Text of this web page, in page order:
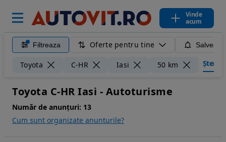
Vinde
acum
Filtreaza Oferte pentru tine
Toyota C-HR Iasi 50 km
Toyota C-HR Iasi - Autoturisme
Număr de anunțuri: 13
Cum sunt organizate anunturile?